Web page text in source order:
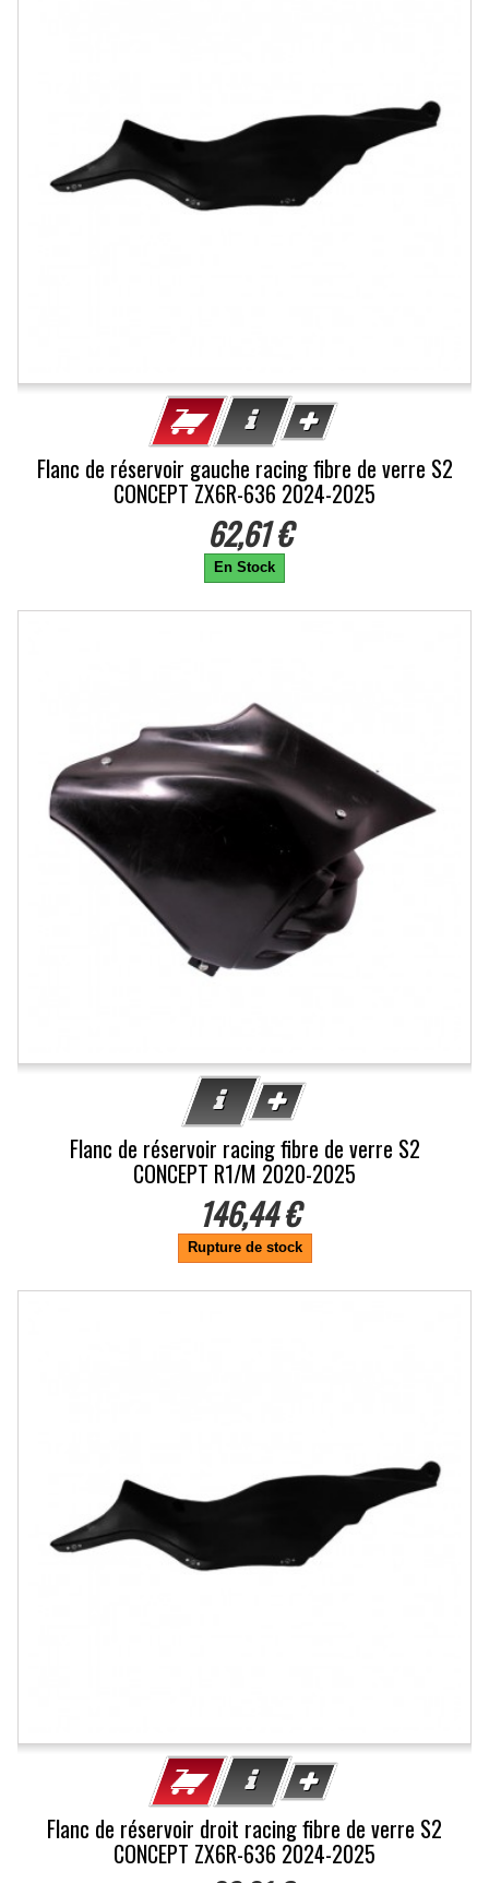
Flanc de réservoir gauche racing fibre de verre S2
CONCEPT ZX6R-636 2024-2025
62,61 €
En Stock
Flanc de réservoir racing fibre de verre S2
CONCEPT R1/M 2020-2025
146,44 €
Rupture de stock
Flanc de réservoir droit racing fibre de verre S2
CONCEPT ZX6R-636 2024-2025